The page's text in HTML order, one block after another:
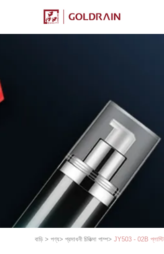
বাড়ি > পণ্য> প্রসাধনী চিকিত্সা পাম্প> JY503 - 02B